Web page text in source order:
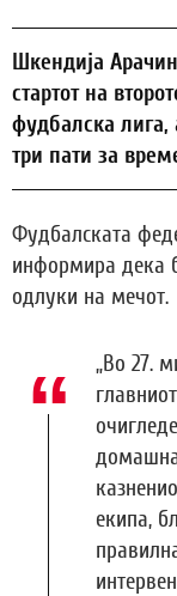
Шкендија
стартот на
фудбалска лига,
три пати за
Фудбалската
информира дека
одлуки на мечот.
„Во 27.
екипа,